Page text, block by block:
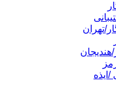
تهران
هندیجان
/ایذه